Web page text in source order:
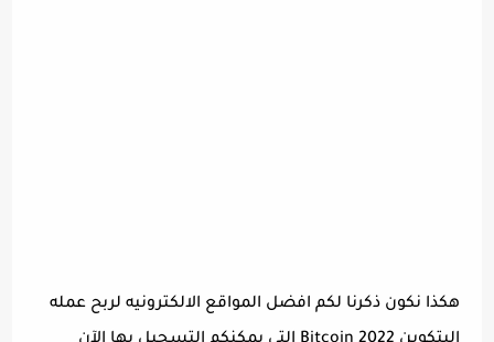
هكذا نكون ذكرنا لكم افضل المواقع الالكترونيه لربح عمله